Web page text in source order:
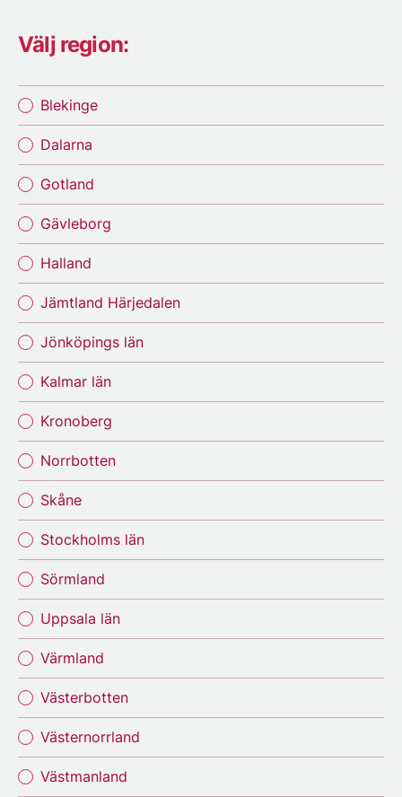
Välj region:
Blekinge
Dalarna
Gotland
Gävleborg
Halland
Jämtland Härjedalen
Jönköpings län
Kalmar län
Kronoberg
Norrbotten
Skåne
Stockholms län
Sörmland
Uppsala län
Värmland
Västerbotten
Västernorrland
Västmanland